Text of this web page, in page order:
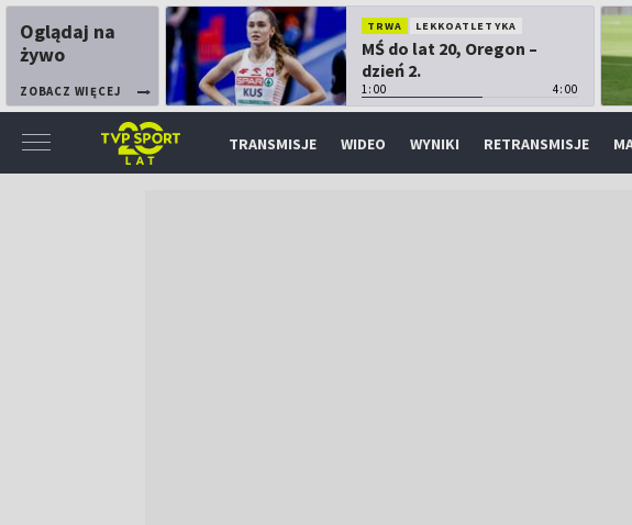
Oglądaj na
żywo
ZOBACZ WIĘCEJ
TRWA LEKKOATLETYKA
MŚ do lat 20, Oregon –
dzień 2.
1:00 4:00
TRANSMISJE WIDEO WYNIKI RETRANSMISJE